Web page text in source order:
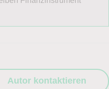
Autor kontaktieren